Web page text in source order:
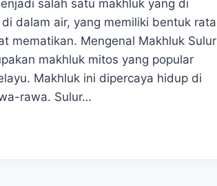
salah satu makhluk yang di
dalam air, yang memiliki bentuk rata
mematikan. Mengenal Makhluk Sulur
makhluk mitos yang popular
Makhluk ini dipercaya hidup di
rawa. Sulur…